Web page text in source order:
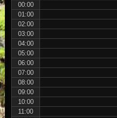
00:00
01:00
02:00
03:00
04:00
05:00
06:00
07:00
08:00
09:00
10:00
11:00